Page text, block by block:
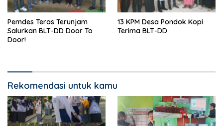
Pemdes Teras Terunjam
Salurkan BLT-DD Door To
Door!
13 KPM Desa Pondok Kopi
Terima BLT-DD
Rekomendasi untuk kamu